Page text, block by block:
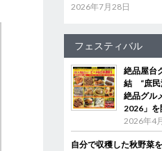
2026年7月28日
フェスティバル
絶品屋台
結 “庶民
絶品グル
2026」を
2026年4
自分で収穫した秋野菜